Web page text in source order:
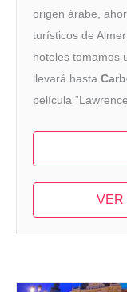
origen árabe,
turísticos de
hoteles tomamos
llevará hasta
película
VER